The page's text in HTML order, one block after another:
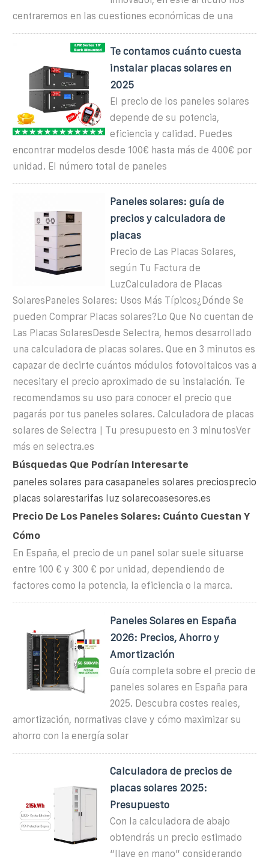
centraremos en las cuestiones económicas de una
Te contamos cuánto cuesta
instalar placas solares en
2025
El precio de los paneles solares
depende de su potencia,
eficiencia y calidad. Puedes
encontrar modelos desde 100€ hasta más de 400€ por
unidad. El número total de paneles
Paneles solares: guía de
precios y calculadora de
placas
Precio de Las Placas Solares,
según Tu Factura de
LuzCalculadora de Placas
SolaresPaneles Solares: Usos Más Típicos¿Dónde Se
pueden Comprar Placas solares?Lo Que No cuentan de
Las Placas SolaresDesde Selectra, hemos desarrollado
una calculadora de placas solares. Que en 3 minutos es
capazar de decirte cuántos módulos fotovoltaicos vas a
necesitary el precio aproximado de su instalación. Te
recomendamos su uso para conocer el precio que
pagarás por tus paneles solares. Calculadora de placas
solares de Selectra | Tu presupuesto en 3 minutosVer
más en selectra.es
Búsquedas Que Podrían Interesarte
paneles solares para casapaneles solares preciosprecio
placas solarestarifas luz solarecoasesores.es
Precio De Los Paneles Solares: Cuánto Cuestan Y
Cómo
En España, el precio de un panel solar suele situarse
entre 100 € y 300 € por unidad, dependiendo de
factores como la potencia, la eficiencia o la marca.
Paneles Solares en España
2026: Precios, Ahorro y
Amortización
Guía completa sobre el precio de
paneles solares en España para
2025. Descubra costes reales,
amortización, normativas clave y cómo maximizar su
ahorro con la energía solar
Calculadora de precios de
placas solares 2025:
Presupuesto
Con la calculadora de abajo
obtendrás un precio estimado
“llave en mano” considerando